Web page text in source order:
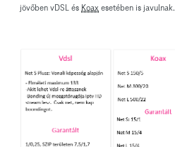
jövőben vDSL és Koax esetében is javulnak.